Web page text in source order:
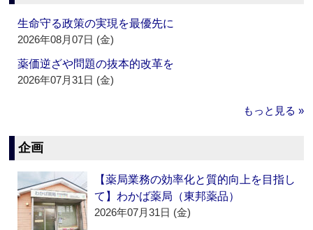
生命守る政策の実現を最優先に
2026年08月07日 (金)
薬価逆ざや問題の抜本的改革を
2026年07月31日 (金)
もっと見る »
企画
【薬局業務の効率化と質的向上を目指し
て】わかば薬局（東邦薬品）
2026年07月31日 (金)